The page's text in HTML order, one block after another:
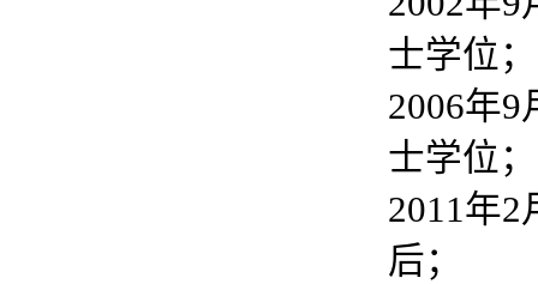
士学位；
2006年
士学位；
2011年2
后；